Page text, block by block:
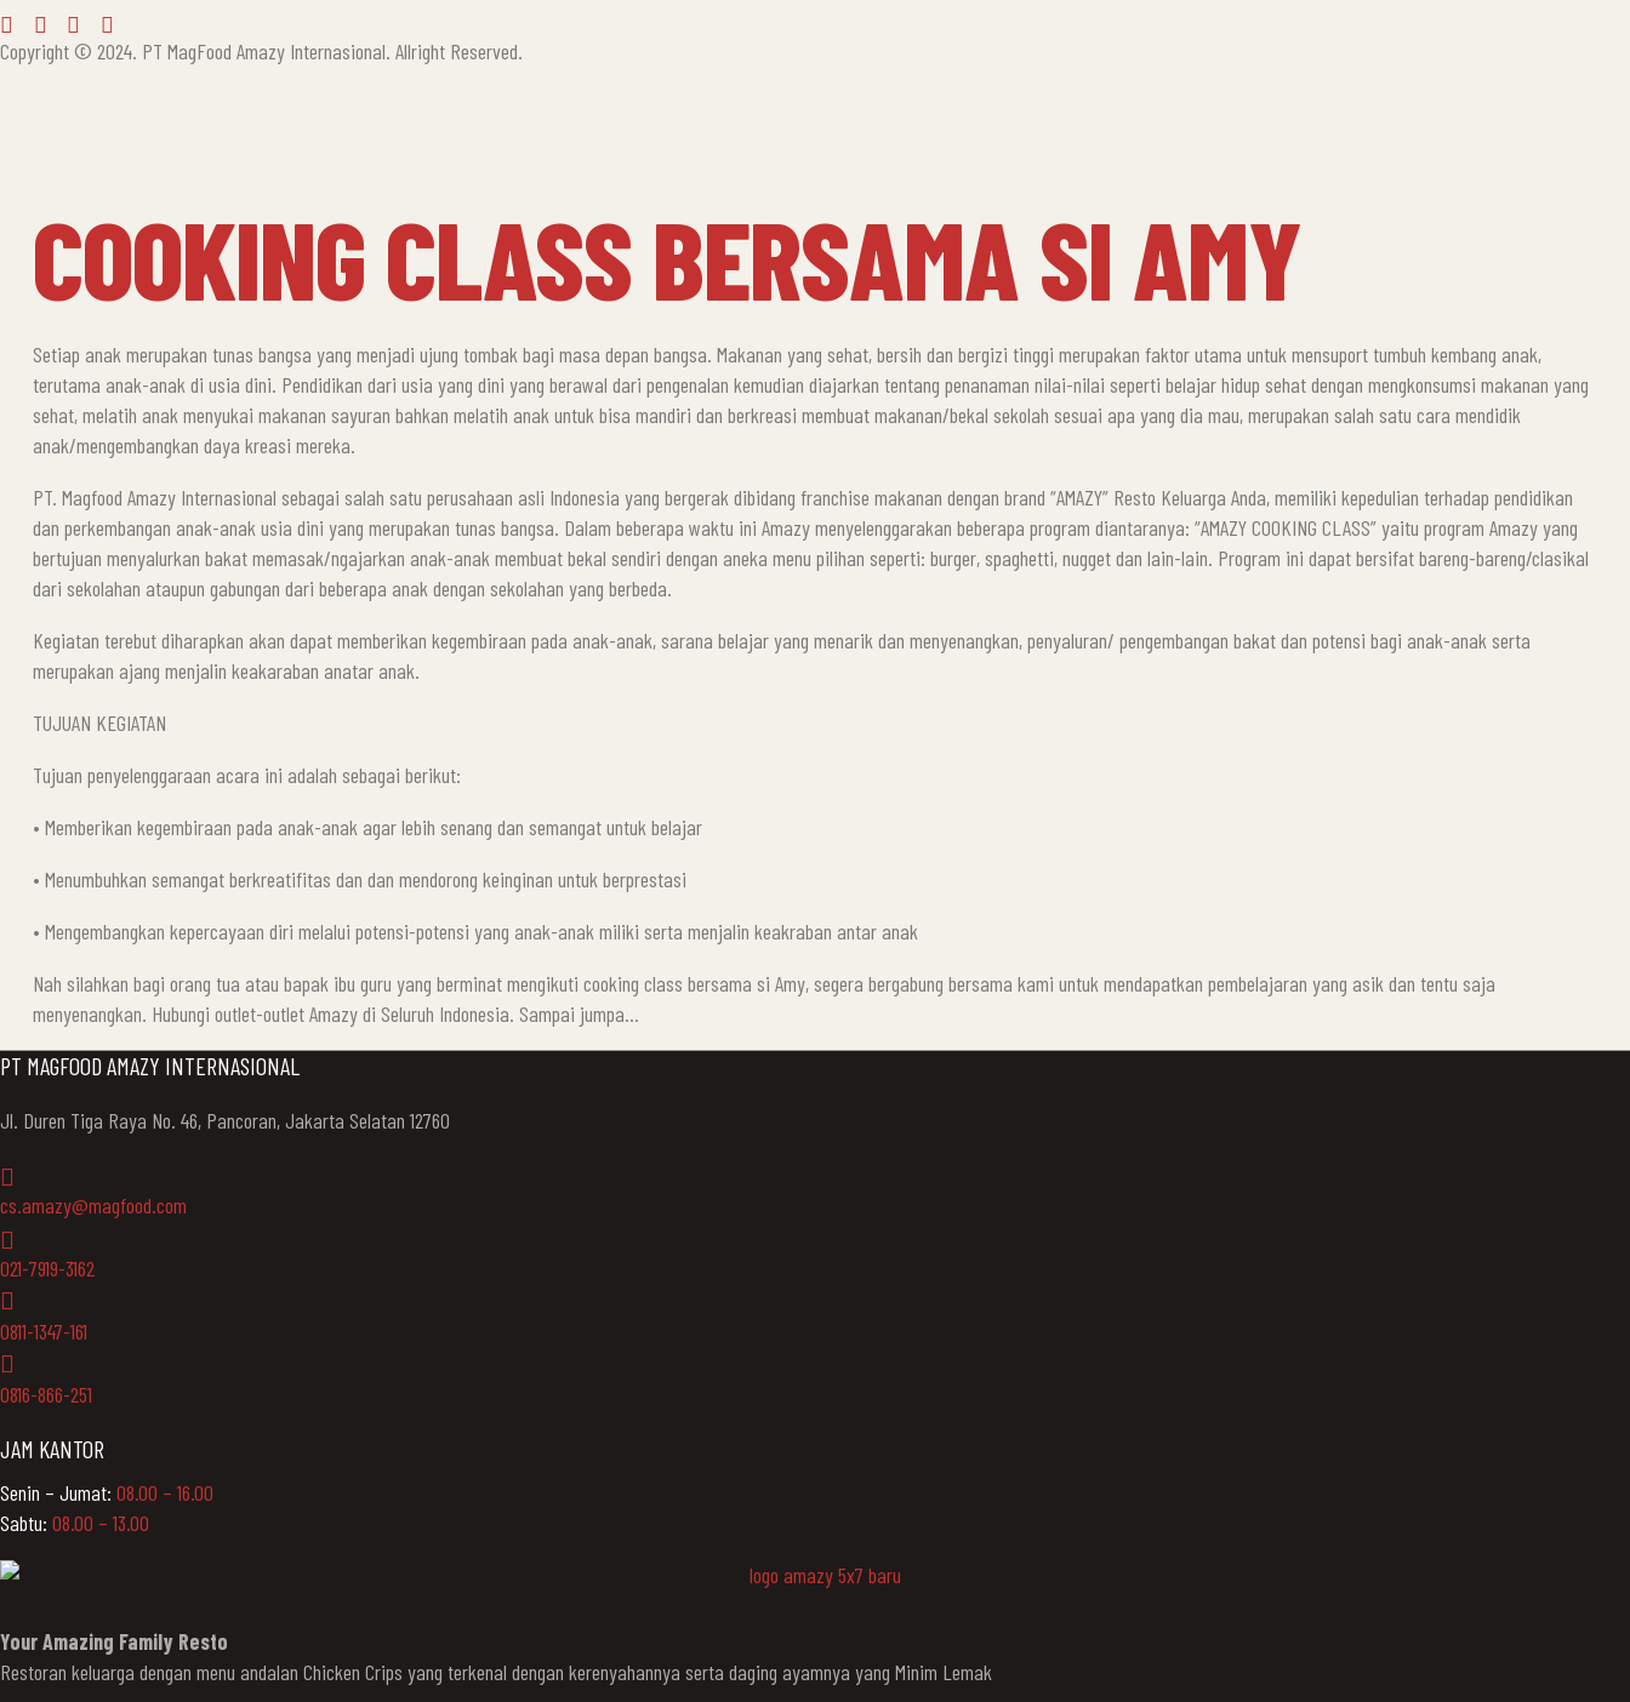
Copyright © 2024. PT MagFood Amazy Internasional. Allright Reserved.
COOKING CLASS BERSAMA SI AMY
Setiap anak merupakan tunas bangsa yang menjadi ujung tombak bagi masa depan bangsa. Makanan yang sehat, bersih dan bergizi tinggi merupakan faktor utama untuk mensuport tumbuh kembang anak,
terutama anak-anak di usia dini. Pendidikan dari usia yang dini yang berawal dari pengenalan kemudian diajarkan tentang penanaman nilai-nilai seperti belajar hidup sehat dengan mengkonsumsi makanan yang
sehat, melatih anak menyukai makanan sayuran bahkan melatih anak untuk bisa mandiri dan berkreasi membuat makanan/bekal sekolah sesuai apa yang dia mau, merupakan salah satu cara mendidik
anak/mengembangkan daya kreasi mereka.
PT. Magfood Amazy Internasional sebagai salah satu perusahaan asli Indonesia yang bergerak dibidang franchise makanan dengan brand “AMAZY” Resto Keluarga Anda, memiliki kepedulian terhadap pendidikan
dan perkembangan anak-anak usia dini yang merupakan tunas bangsa. Dalam beberapa waktu ini Amazy menyelenggarakan beberapa program diantaranya: “AMAZY COOKING CLASS” yaitu program Amazy yang
bertujuan menyalurkan bakat memasak/ngajarkan anak-anak membuat bekal sendiri dengan aneka menu pilihan seperti: burger, spaghetti, nugget dan lain-lain. Program ini dapat bersifat bareng-bareng/clasikal
dari sekolahan ataupun gabungan dari beberapa anak dengan sekolahan yang berbeda.
Kegiatan terebut diharapkan akan dapat memberikan kegembiraan pada anak-anak, sarana belajar yang menarik dan menyenangkan, penyaluran/ pengembangan bakat dan potensi bagi anak-anak serta
merupakan ajang menjalin keakaraban anatar anak.
TUJUAN KEGIATAN
Tujuan penyelenggaraan acara ini adalah sebagai berikut:
• Memberikan kegembiraan pada anak-anak agar lebih senang dan semangat untuk belajar
• Menumbuhkan semangat berkreatifitas dan dan mendorong keinginan untuk berprestasi
• Mengembangkan kepercayaan diri melalui potensi-potensi yang anak-anak miliki serta menjalin keakraban antar anak
Nah silahkan bagi orang tua atau bapak ibu guru yang berminat mengikuti cooking class bersama si Amy, segera bergabung bersama kami untuk mendapatkan pembelajaran yang asik dan tentu saja
menyenangkan. Hubungi outlet-outlet Amazy di Seluruh Indonesia. Sampai jumpa…
PT MAGFOOD AMAZY INTERNASIONAL
Jl. Duren Tiga Raya No. 46, Pancoran, Jakarta Selatan 12760
cs.amazy@magfood.com
021-7919-3162
0811-1347-161
0816-866-251
JAM KANTOR
Senin – Jumat: 08.00 – 16.00
Sabtu: 08.00 – 13.00
Your Amazing Family Resto
Restoran keluarga dengan menu andalan Chicken Crips yang terkenal dengan kerenyahannya serta daging ayamnya yang Minim Lemak